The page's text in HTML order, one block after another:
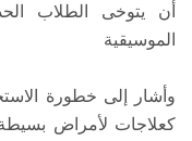
أن يتوخى الطلاب
الموسيقية
وأشار إلى خطورة
كعلاجات لأمراض